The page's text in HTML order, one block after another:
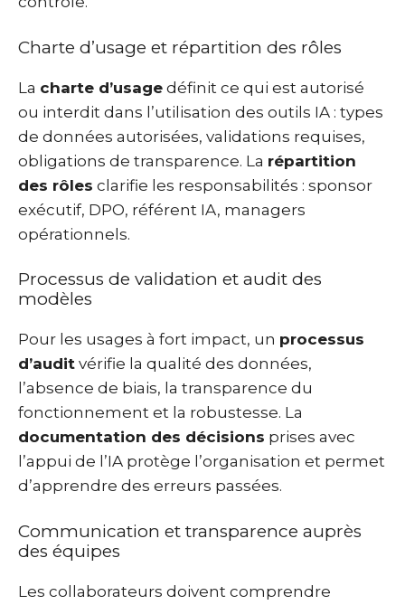
Charte d’usage et répartition des rôles
La charte d’usage définit ce qui est autorisé
ou interdit dans l’utilisation des outils IA : types
de données autorisées, validations requises,
obligations de transparence. La répartition
des rôles clarifie les responsabilités : sponsor
exécutif, DPO, référent IA, managers
opérationnels.
Processus de validation et audit des
modèles
Pour les usages à fort impact, un processus
d’audit vérifie la qualité des données,
l’absence de biais, la transparence du
fonctionnement et la robustesse. La
documentation des décisions prises avec
l’appui de l’IA protège l’organisation et permet
d’apprendre des erreurs passées.
Communication et transparence auprès
des équipes
Les collaborateurs doivent comprendre